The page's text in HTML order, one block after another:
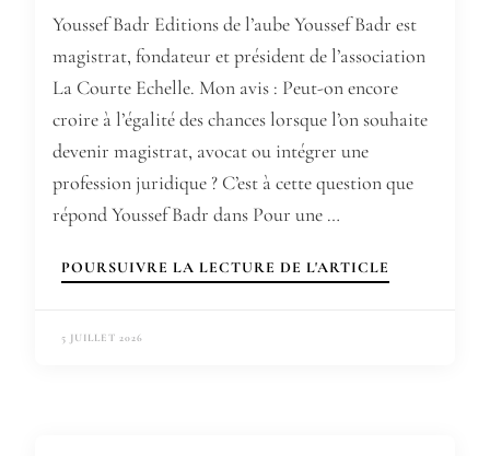
Youssef Badr Editions de l’aube Youssef Badr est
magistrat, fondateur et président de l’association
La Courte Echelle. Mon avis : Peut-on encore
croire à l’égalité des chances lorsque l’on souhaite
devenir magistrat, avocat ou intégrer une
profession juridique ? C’est à cette question que
répond Youssef Badr dans Pour une …
POURSUIVRE LA LECTURE DE L'ARTICLE
5 JUILLET 2026